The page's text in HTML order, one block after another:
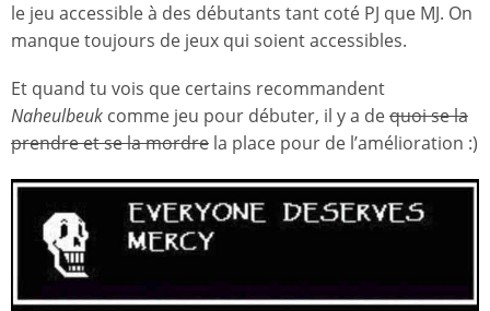
le jeu accessible à des débutants tant coté PJ que MJ. On
manque toujours de jeux qui soient accessibles.
Et quand tu vois que certains recommandent
Naheulbeuk comme jeu pour débuter, il y a dequoi se la
prendre et se la mordre la place pour de l’amélioration :)